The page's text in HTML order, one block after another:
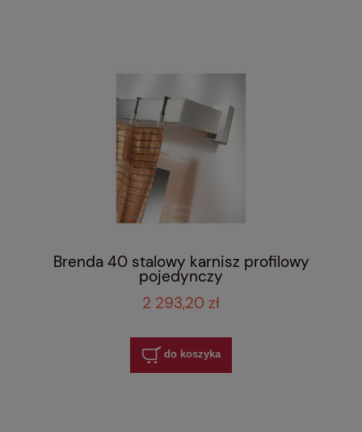
Brenda 40 stalowy karnisz profilowy
pojedynczy
2 293,20 zł
do koszyka